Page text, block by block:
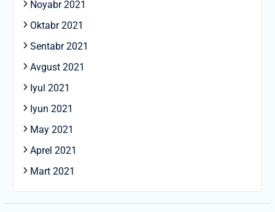
Noyabr 2021
Oktabr 2021
Sentabr 2021
Avgust 2021
Iyul 2021
Iyun 2021
May 2021
Aprel 2021
Mart 2021